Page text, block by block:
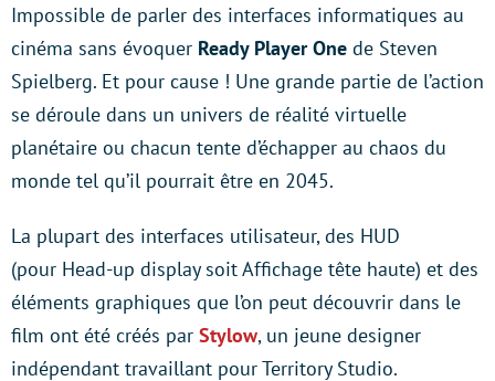
Impossible de parler des interfaces informatiques au
cinéma sans évoquer Ready Player One de Steven
Spielberg. Et pour cause ! Une grande partie de l’action
se déroule dans un univers de réalité virtuelle
planétaire ou chacun tente d’échapper au chaos du
monde tel qu’il pourrait être en 2045.
La plupart des interfaces utilisateur, des HUD
(pour Head-up display soit Affichage tête haute) et des
éléments graphiques que l’on peut découvrir dans le
film ont été créés par Stylow, un jeune designer
indépendant travaillant pour Territory Studio.